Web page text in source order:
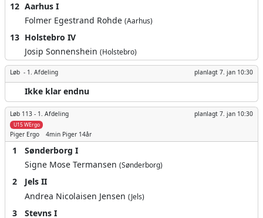
12 Aarhus I
Folmer Egestrand Rohde (Aarhus)
13 Holstebro IV
Josip Sonnenshein (Holstebro)
Løb - 1. Afdeling planlagt 7. jan 10:30
Ikke klar endnu
Løb 113 - 1. Afdeling planlagt 7. jan 10:30
U15 WErgo
Piger Ergo 4min Piger 14år
1
Sønderborg I
Signe Mose Termansen (Sønderborg)
2
Jels II
Andrea Nicolaisen Jensen (Jels)
3 Stevns I